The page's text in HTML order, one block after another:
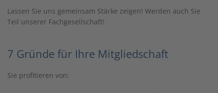
Lassen Sie uns gemeinsam Stärke zeigen! Werden auch Sie
Teil unserer Fachgesellschaft!
7 Gründe für Ihre Mitgliedschaft
Sie profitieren von: